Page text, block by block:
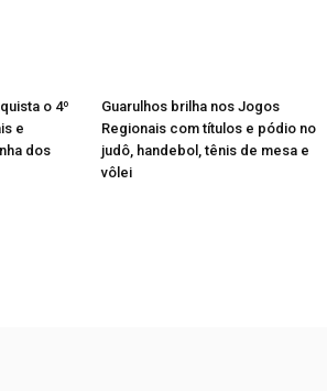
o 4º
e
dos
Guarulhos brilha nos Jogos
Regionais com títulos e pódio no
judô, handebol, tênis de mesa e
vôlei